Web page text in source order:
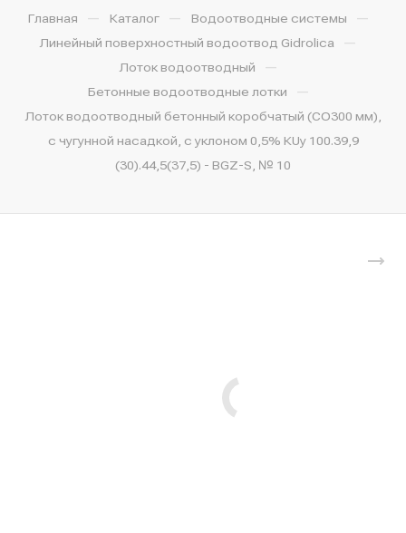
Главная — Каталог — Водоотводные системы —
Линейный поверхностный водоотвод Gidrolica —
Лоток водоотводный —
Бетонные водоотводные лотки —
Лоток водоотводный бетонный коробчатый (СО300 мм),
с чугунной насадкой, с уклоном 0,5% КUу 100.39,9
(30).44,5(37,5) - BGZ-S, № 10